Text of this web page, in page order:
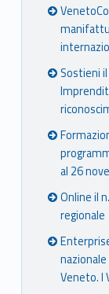
Sostieni
al 26
Online il
regionale
Veneto. I